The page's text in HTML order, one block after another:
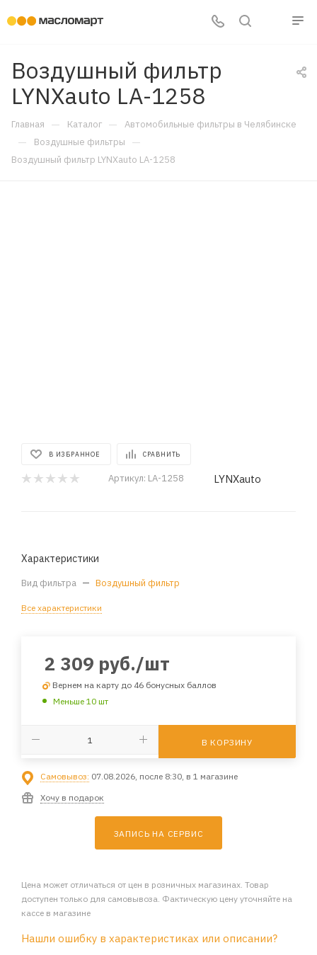
Воздушный фильтр
LYNXauto LA-1258
Главная — Каталог — Автомобильные фильтры в Челябинске
— Воздушные фильтры —
Воздушный фильтр LYNXauto LA-1258
В ИЗБРАННОЕ СРАВНИТЬ
Артикул: LA-1258 LYNXauto
Характеристики
Вид фильтра — Воздушный фильтр
Все характеристики
2 309 руб./шт
Вернем на карту до 46 бонусных баллов
Меньше 10 шт
В КОРЗИНУ
Самовывоз: 07.08.2026, после 8:30, в 1 магазине
Хочу в подарок
ЗАПИСЬ НА СЕРВИС
Цена может отличаться от цен в розничных магазинах. Товар
доступен только для самовывоза. Фактическую цену уточняйте на
кассе в магазине
Нашли ошибку в характеристиках или описании?